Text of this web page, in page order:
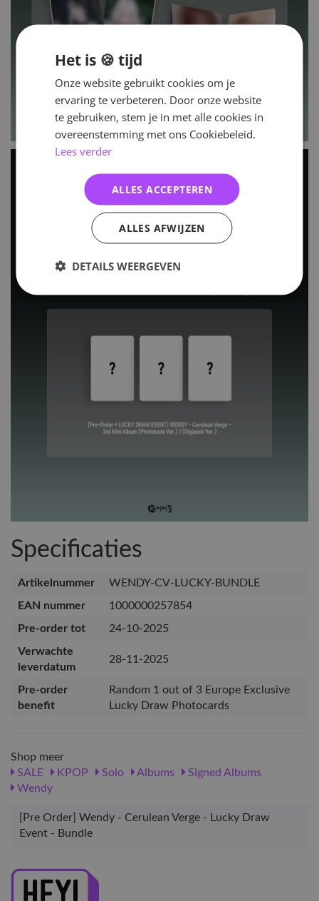
Specificaties
Artikelnummer
WENDY-CV-LUCKY-BUNDLE
EAN nummer
1000000257854
Pre-order tot
24-10-2025
Verwachte
leverdatum
28-11-2025
Pre-order
benefit
Random 1 out of 3 Europe Exclusive
Lucky Draw Photocards
Shop meer
SALE
KPOP Solo Albums
Signed Albums
Wendy
[Pre Order] Wendy - Cerulean Verge - Lucky Draw
Event - Bundle
Het is 🍪 tijd
Onze website gebruikt cookies om je
ervaring te verbeteren. Door onze website
te gebruiken, stem je in met alle cookies in
overeenstemming met ons Cookiebeleid.
Lees verder
ALLES ACCEPTEREN
ALLES AFWIJZEN
DETAILS WEERGEVEN